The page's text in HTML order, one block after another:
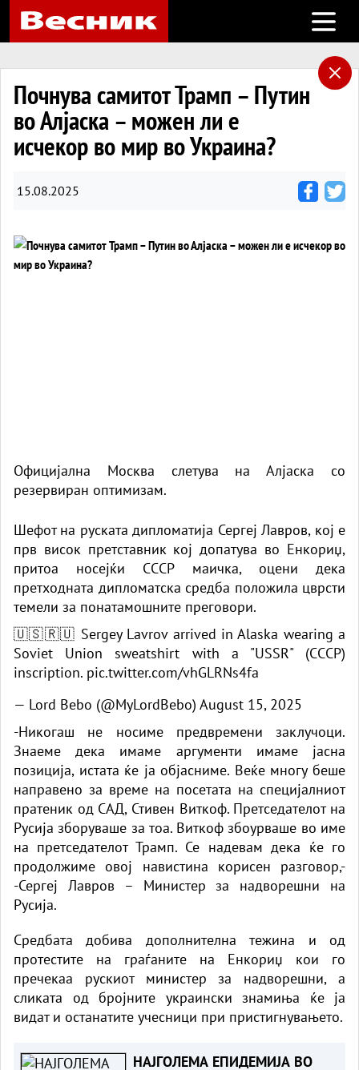
Open
Почнува самитот Трамп – Путин
во Алјаска – можен ли е
исчекор во мир во Украина?
15.08.2025
Официјална Москва слетува на Алјаска со
резервиран оптимизам.
Шефот на руската дипломатија Сергеј Лавров, кој е
прв висок претставник кој допатува во Енкориџ,
притоа носејќи СССР маичка, оцени дека
претходната дипломатска средба положила цврсти
темели за понатамошните преговори.
🇺🇸🇷🇺 Sergey Lavrov arrived in Alaska wearing a
Soviet Union sweatshirt with a "USSR" (CCCP)
inscription. pic.twitter.com/vhGLRNs4fa
— Lord Bebo (@MyLordBebo) August 15, 2025
-Никогаш не носиме предвремени заклучоци.
Знаеме дека имаме аргументи имаме јасна
позиција, истата ќе ја објасниме. Веќе многу беше
направено за време на посетата на специјалниот
пратеник од САД, Стивен Виткоф. Претседателот на
Русија зборуваше за тоа. Виткоф збоурваше во име
на претседателот Трамп. Се надевам дека ќе го
продолжиме овој навистина корисен разговор,-
-Сергеј Лавров – Министер за надворешни на
Русија.
Средбата добива дополнителна тежина и од
протестите на граѓаните на Енкориџ кои го
пречекаа рускиот министер за надворешни, а
сликата од бројните украински знамиња ќе ја
видат и останатите учесници при пристигнувањето.
НАЈГОЛЕМА ЕПИДЕМИЈА ВО